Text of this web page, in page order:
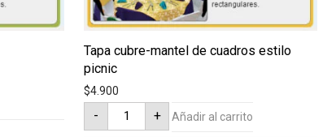
Tapa cubre-mantel de cuadros estilo
picnic
$4.900
-
Tapa
cubre-
mantel
+ Añadir al carrito